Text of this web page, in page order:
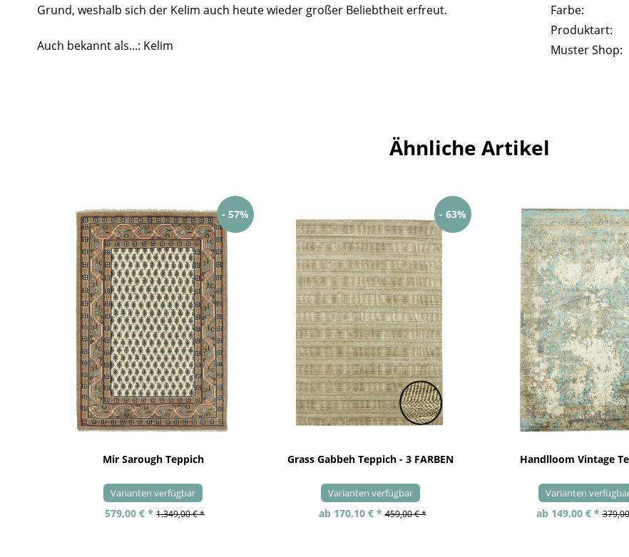
Grund, weshalb sich der Kelim auch heute wieder großer Beliebtheit erfreut.
Auch bekannt als...: Kelim
Farbe:
Produktart:
Muster Shop:
Ähnliche Artikel
- 57%
Mir Sarough Teppich
Varianten verfügbar
579,00 € * 1.349,00 € *
- 63%
Grass Gabbeh Teppich - 3 FARBEN
Varianten verfügbar
ab 170,10 € * 459,00 € *
Handlloom Vintage
Varianten
ab 149,00 € *